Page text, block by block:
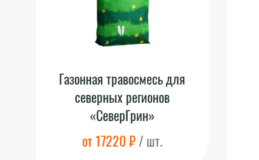
Газонная травосмесь для
северных регионов
«СеверГрин»
от 17220 ₽/ шт.